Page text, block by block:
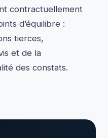
contractuellement
d’équilibre :
tierces,
et de la
des constats.